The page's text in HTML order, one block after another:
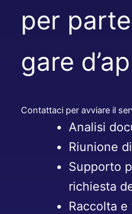
per
gare
Contattaci per avviare il
Analisi
Riunione
Supporto
richiesta
Raccolta e